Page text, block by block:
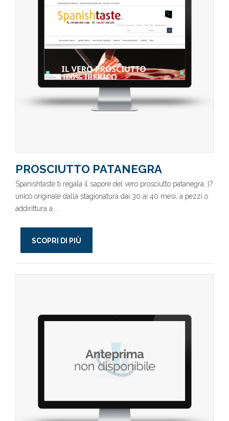
PROSCIUTTO PATANEGRA
Spanishtaste ti regala il sapore del vero prosciutto patanegra, l?
unico originale dalla stagionatura dai 30 ai 40 mesi, a pezzi o
addirittura a ..
SCOPRI DI PIÙ